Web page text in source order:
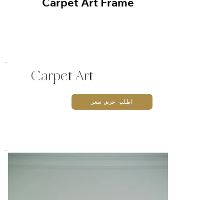
Carpet Art
اطلب عرض سعر
Carpet Art Frame